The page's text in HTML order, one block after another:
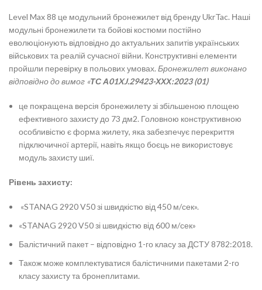
Level Max 88 це модульний бронежилет від бренду UkrTac. Наші
модульні бронежилети та бойові костюми постійно
еволюціонують відповідно до актуальних запитів українських
військових та реалій сучасної війни. Конструктивні елементи
пройшли перевірку в польових умовах. Бронежилет виконано
відповідно до вимог «ТС А01XJ.29423-ХХХ:2023 (01)
це покращена версія бронежилету зі збільшеною площею
ефективного захисту до 73 дм2. Головною конструктивною
особливістю є форма жилету, яка забезпечує перекриття
підключичної артерії, навіть якщо боєць не використовує
модуль захисту шиї.
Рівень захисту:
«STANAG 2920 V50 зі швидкістю від 450 м/сек».
«STANAG 2920 V50 зі швидкістю від 600 м/сек»
Балістичний пакет – відповідно 1-го класу за ДСТУ 8782:2018.
Також може комплектуватися балістичними пакетами 2-го
класу захисту та бронеплитами.